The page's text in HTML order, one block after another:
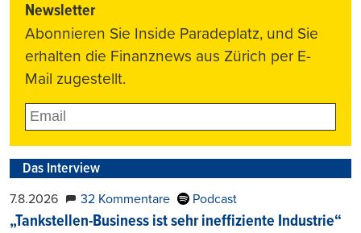
Newsletter
Abonnieren Sie Inside Paradeplatz, und Sie
erhalten die Finanznews aus Zürich per E-
Mail zugestellt.
Das Interview
7.8.2026 32 Kommentare Podcast
„Tankstellen-Business ist sehr ineffiziente Industrie“